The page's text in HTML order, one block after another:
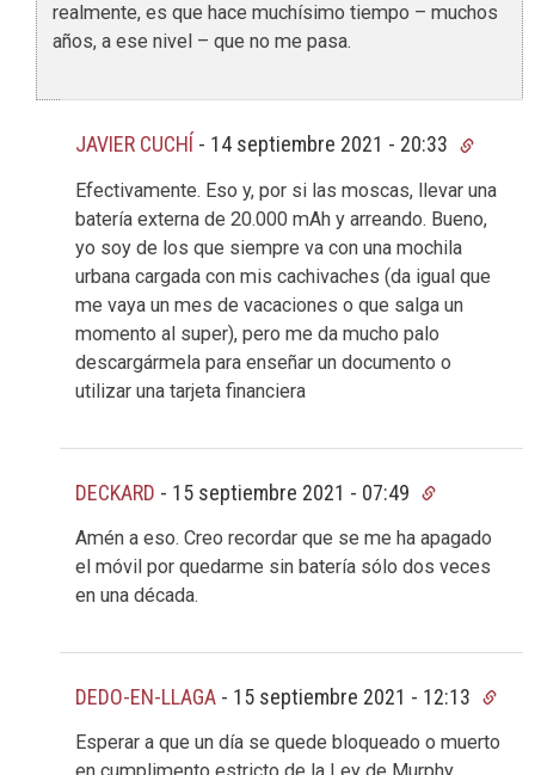
realmente, es que hace muchísimo tiempo – muchos
años, a ese nivel – que no me pasa.
JAVIER CUCHÍ - 14 septiembre 2021 - 20:33
Efectivamente. Eso y, por si las moscas, llevar una
batería externa de 20.000 mAh y arreando. Bueno,
yo soy de los que siempre va con una mochila
urbana cargada con mis cachivaches (da igual que
me vaya un mes de vacaciones o que salga un
momento al super), pero me da mucho palo
descargármela para enseñar un documento o
utilizar una tarjeta financiera
DECKARD - 15 septiembre 2021 - 07:49
Amén a eso. Creo recordar que se me ha apagado
el móvil por quedarme sin batería sólo dos veces
en una década.
DEDO-EN-LLAGA - 15 septiembre 2021 - 12:13
Esperar a que un día se quede bloqueado o muerto